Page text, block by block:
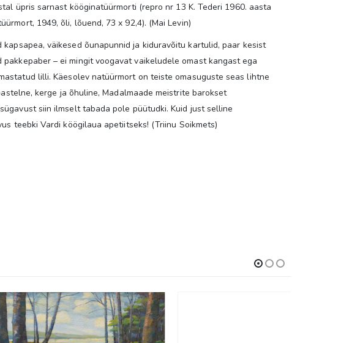
üpris sarnast kööginatüürmorti (repro nr 13 K. Tederi 1960. aasta
1949, õli, lõuend, 73 x 92,4). (Mai Levin)
väikesed õunapunnid ja kiduravõitu kartulid, paar kesist
– ei mingit voogavat vaikeludele omast kangast ega
lilli. Käesolev natüürmort on teiste omasuguste seas lihtne
kerge ja õhuline, Madalmaade meistrite barokset
siin ilmselt tabada pole püütudki. Kuid just selline
teebki Vardi köögilaua apetiitseks! (Triinu Soikmets)